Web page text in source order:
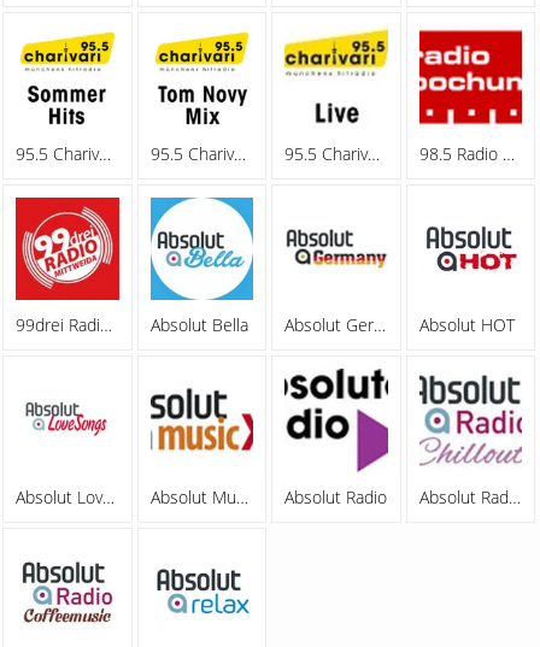
95.5 Charivari - Sommerhits 95.5 Charivari - Tom Novy Mix 95.5 Charivari - Webradio 98.5 Radio Bochum
99drei Radio Mittweida Absolut Bella Absolut Germany Absolut HOT
Absolut Lovesongs Absolut MusicXL Absolut Radio Absolut Radio Chillout